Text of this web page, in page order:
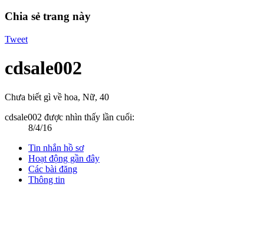
Chia sẻ trang này
Tweet
cdsale002
Chưa biết gì về hoa, Nữ, 40
cdsale002 được nhìn thấy lần cuối:
8/4/16
Tin nhắn hồ sơ
Hoạt động gần đây
Các bài đăng
Thông tin